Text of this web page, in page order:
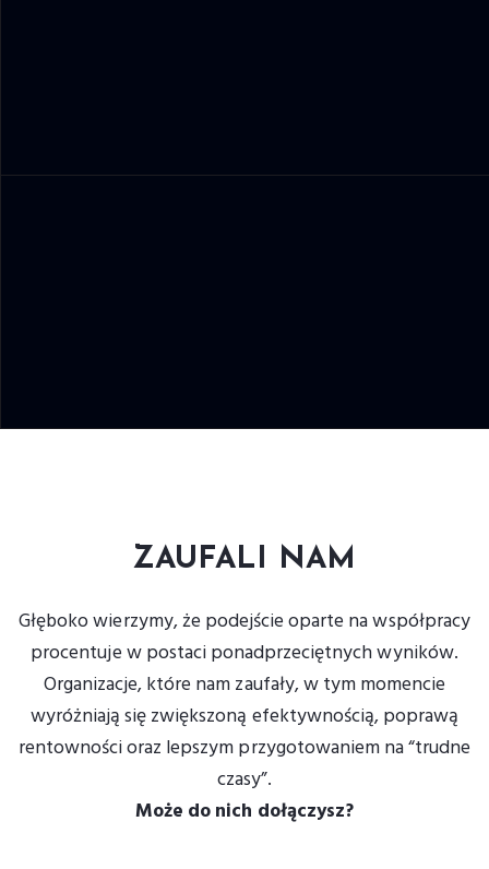
ZAUFALI NAM
Głęboko wierzymy, że podejście oparte na współpracy
procentuje w postaci ponadprzeciętnych wyników.
Organizacje, które nam zaufały, w tym momencie
wyróżniają się zwiększoną efektywnością, poprawą
rentowności oraz lepszym przygotowaniem na “trudne
czasy”.
Może do nich dołączysz?